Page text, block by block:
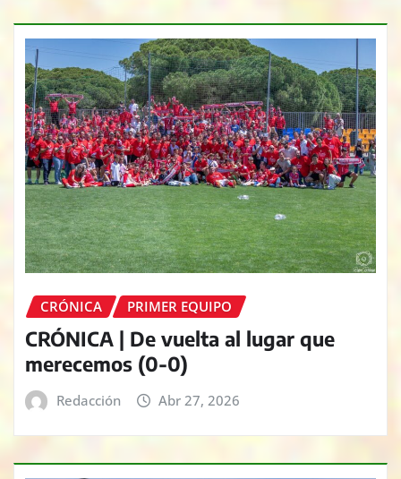
CRÓNICA PRIMER EQUIPO
CRÓNICA | De vuelta al lugar que
merecemos (0-0)
Redacción Abr 27, 2026